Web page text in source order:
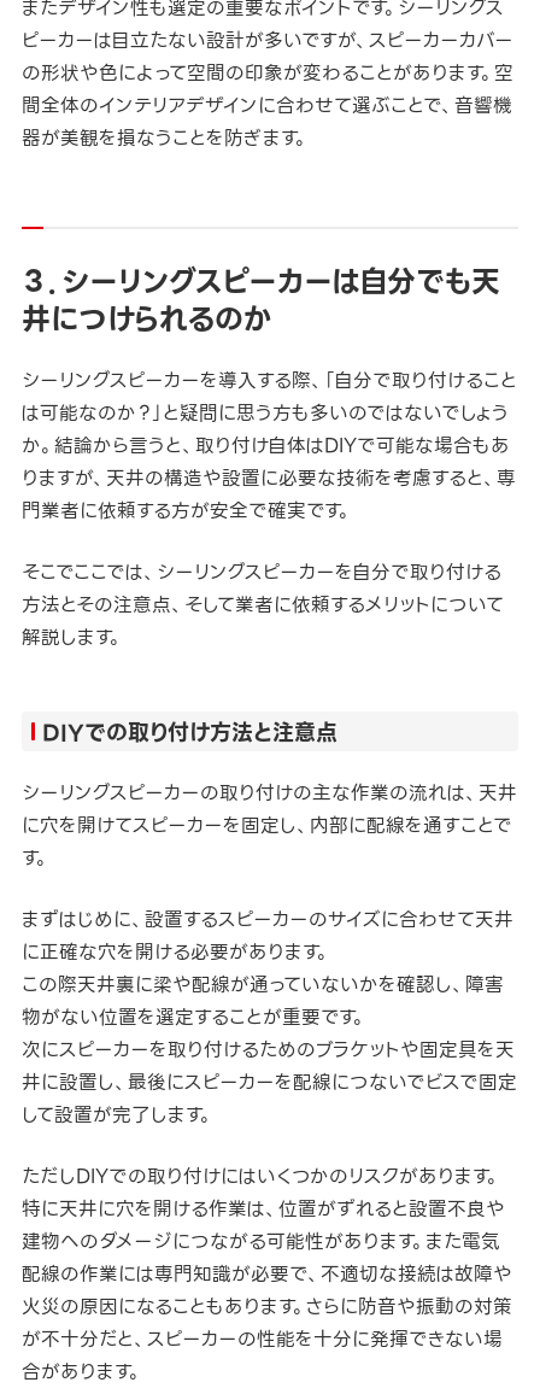
またデザイン性も選定の重要なポイントです。シーリングス
ピーカーは目立たない設計が多いですが、スピーカーカバー
の形状や色によって空間の印象が変わることがあります。空
間全体のインテリアデザインに合わせて選ぶことで、音響機
器が美観を損なうことを防ぎます。
３．シーリングスピーカーは自分でも天
井につけられるのか
シーリングスピーカーを導入する際、「自分で取り付けること
は可能なのか？」と疑問に思う方も多いのではないでしょう
か。結論から言うと、取り付け自体はDIYで可能な場合もあ
りますが、天井の構造や設置に必要な技術を考慮すると、専
門業者に依頼する方が安全で確実です。
そこでここでは、シーリングスピーカーを自分で取り付ける
方法とその注意点、そして業者に依頼するメリットについて
解説します。
DIYでの取り付け方法と注意点
シーリングスピーカーの取り付けの主な作業の流れは、天井
に穴を開けてスピーカーを固定し、内部に配線を通すことで
す。
まずはじめに、設置するスピーカーのサイズに合わせて天井
に正確な穴を開ける必要があります。
この際天井裏に梁や配線が通っていないかを確認し、障害
物がない位置を選定することが重要です。
次にスピーカーを取り付けるためのブラケットや固定具を天
井に設置し、最後にスピーカーを配線につないでビスで固定
して設置が完了します。
ただしDIYでの取り付けにはいくつかのリスクがあります。
特に天井に穴を開ける作業は、位置がずれると設置不良や
建物へのダメージにつながる可能性があります。また電気
配線の作業には専門知識が必要で、不適切な接続は故障や
火災の原因になることもあります。さらに防音や振動の対策
が不十分だと、スピーカーの性能を十分に発揮できない場
合があります。